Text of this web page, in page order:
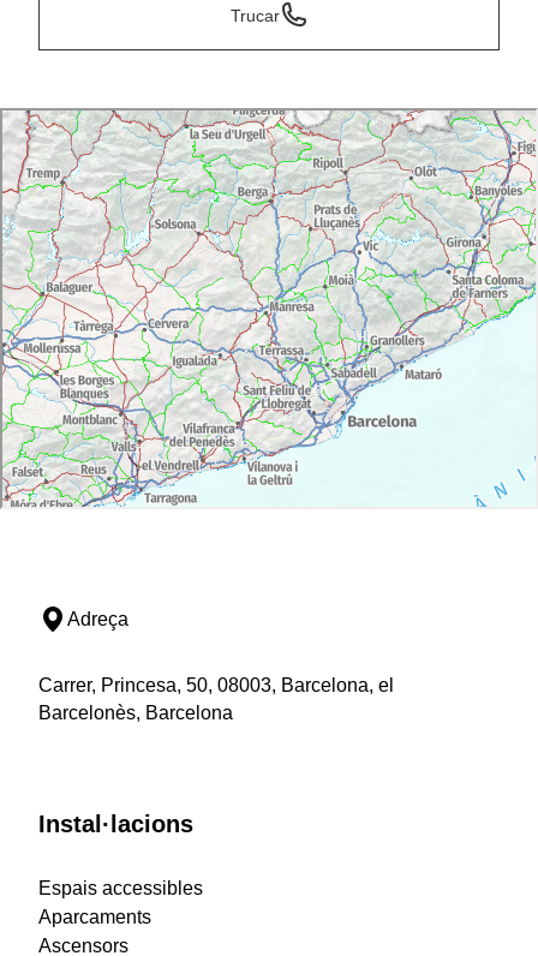
Trucar
Adreça
Carrer, Princesa, 50, 08003, Barcelona, el
Barcelonès, Barcelona
Instal·lacions
Espais accessibles
Aparcaments
Ascensors